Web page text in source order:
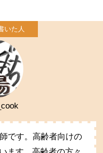
です。高齢者向けの